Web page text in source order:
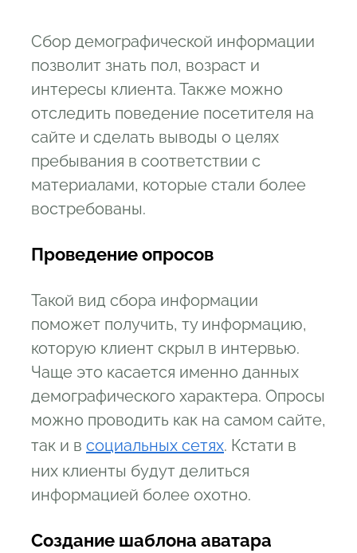
Сбор демографической информации
позволит знать пол, возраст и
интересы клиента. Также можно
отследить поведение посетителя на
сайте и сделать выводы о целях
пребывания в соответствии с
материалами, которые стали более
востребованы.
Проведение опросов
Такой вид сбора информации
поможет получить, ту информацию,
которую клиент скрыл в интервью.
Чаще это касается именно данных
демографического характера. Опросы
можно проводить как на самом сайте,
так и в социальных сетях. Кстати в
них клиенты будут делиться
информацией более охотно.
Создание шаблона аватара